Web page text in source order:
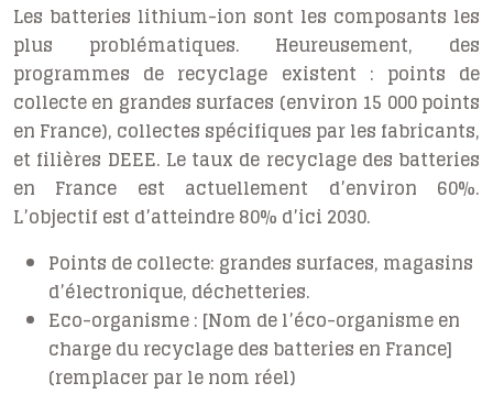
Les batteries lithium-ion sont les composants les
plus problématiques. Heureusement, des
programmes de recyclage existent : points de
collecte en grandes surfaces (environ 15 000 points
en France), collectes spécifiques par les fabricants,
et filières DEEE. Le taux de recyclage des batteries
en France est actuellement d’environ 60%.
L’objectif est d’atteindre 80% d’ici 2030.
Points de collecte: grandes surfaces, magasins
d’électronique, déchetteries.
Eco-organisme : [Nom de l’éco-organisme en
charge du recyclage des batteries en France]
(remplacer par le nom réel)